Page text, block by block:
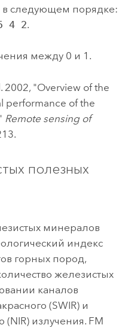
следующем порядке:
4 2.
между 0 и 1.
2002, "Overview of the
performance of the
Remote sensing of
полезных
минералов
индекс
горных пород,
железистых
каналов
(SWIR) и
излучения. FM